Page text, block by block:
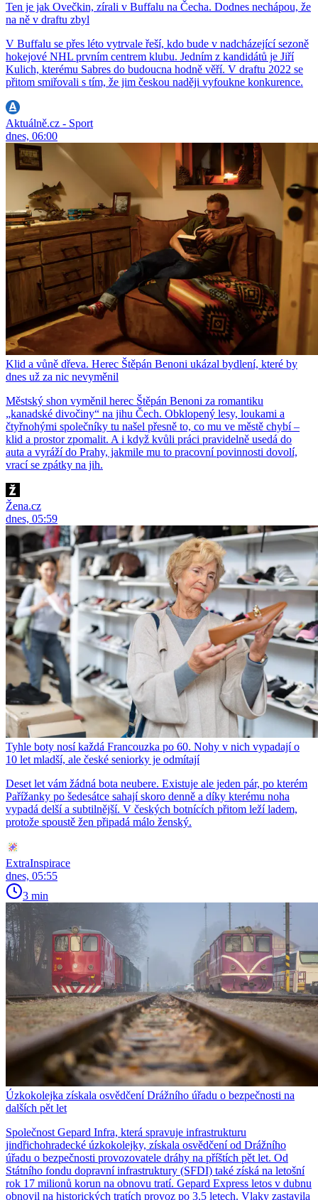
Ten je jak Ovečkin, zírali v Buffalu na Čecha. Dodnes nechápou, že
na ně v draftu zbyl
V Buffalu se přes léto vytrvale řeší, kdo bude v nadcházející sezoně
hokejové NHL prvním centrem klubu. Jedním z kandidátů je Jiří
Kulich, kterému Sabres do budoucna hodně věří. V draftu 2022 se
přitom smiřovali s tím, že jim českou naději vyfoukne konkurence.
Aktuálně.cz - Sport
dnes, 06:00
Klid a vůně dřeva. Herec Štěpán Benoni ukázal bydlení, které by
dnes už za nic nevyměnil
Městský shon vyměnil herec Štěpán Benoni za romantiku
„kanadské divočiny“ na jihu Čech. Obklopený lesy, loukami a
čtyřnohými společníky tu našel přesně to, co mu ve městě chybí –
klid a prostor zpomalit. A i když kvůli práci pravidelně usedá do
auta a vyráží do Prahy, jakmile mu to pracovní povinnosti dovolí,
vrací se zpátky na jih.
Žena.cz
dnes, 05:59
Tyhle boty nosí každá Francouzka po 60. Nohy v nich vypadají o
10 let mladší, ale české seniorky je odmítají
Deset let vám žádná bota neubere. Existuje ale jeden pár, po kterém
Pařížanky po šedesátce sahají skoro denně a díky kterému noha
vypadá delší a subtilnější. V českých botnících přitom leží ladem,
protože spoustě žen připadá málo ženský.
ExtraInspirace
dnes, 05:55
3 min
Úzkokolejka získala osvědčení Drážního úřadu o bezpečnosti na
dalších pět let
Společnost Gepard Infra, která spravuje infrastrukturu
jindřichohradecké úzkokolejky, získala osvědčení od Drážního
úřadu o bezpečnosti provozovatele dráhy na příštích pět let. Od
Státního fondu dopravní infrastruktury (SFDI) také získá na letošní
rok 17 milionů korun na obnovu tratí. Gepard Express letos v dubnu
obnovil na historických tratích provoz po 3,5 letech. Vlaky zastavila